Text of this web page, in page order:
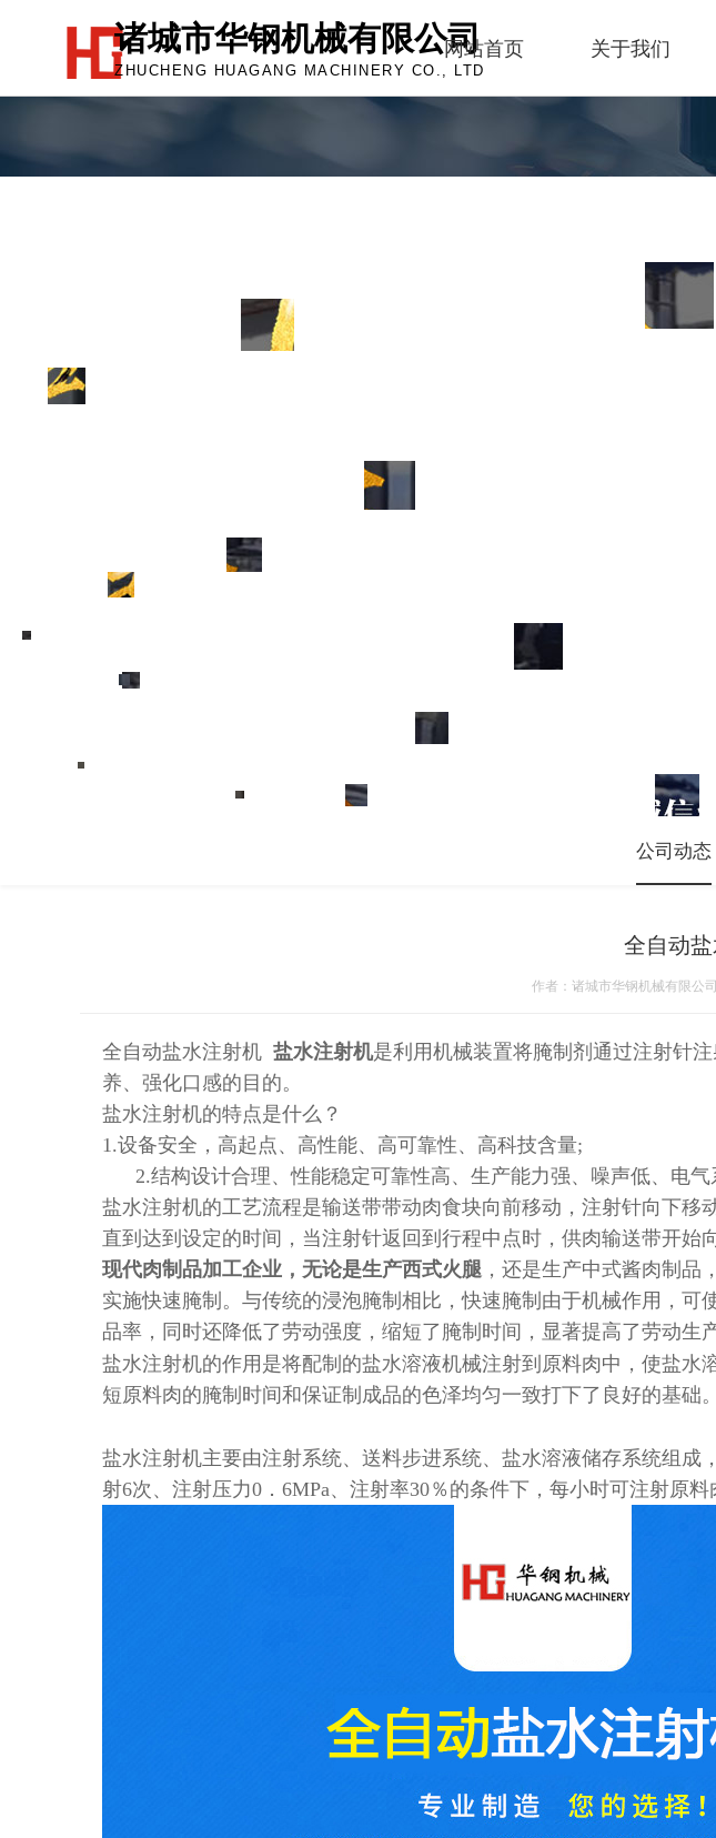
诸城市华钢机械有限公司
ZHUCHENG HUAGANG MACHINERY CO., LTD
网站首页 关于我们
公司动态
全自动
作者：诸城市华钢机械有限公司
全自动盐水注射机 盐水注射机是利用机械装置将腌制剂通过注射针
养、强化口感的目的。
盐水注射机的特点是什么？
1.设备安全，高起点、高性能、高可靠性、高科技含量;
2.结构设计合理、性能稳定可靠性高、生产能力强、噪声低、电
盐水注射机的工艺流程是输送带带动肉食块向前移动，注射针向下移
直到达到设定的时间，当注射针返回到行程中点时，供肉输送带开始
现代肉制品加工企业，无论是生产西式火腿 ，还是生产中式酱肉制
实施快速腌制。与传统的浸泡腌制相比，快速腌制由于机械作用，
品率，同时还降低了劳动强度，缩短了腌制时间，显著提高了劳动生产
盐水注射机的作用是将配制的盐水溶液机械注射到原料肉中，使盐
短原料肉的腌制时间和保证制成品的色泽均匀一致打下了良好的基础。
盐水注射机主要由注射系统、送料步进系统、盐水溶液储存系统组成
射6次、注射压力0 ． 6MPa、注射率30％的条件下，每小时可注射原料